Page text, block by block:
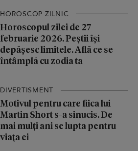
HOROSCOP ZILNIC
Horoscopul zilei de 27
februarie 2026. Peștii își
depășesc limitele. Află ce se
întâmplă cu zodia ta
DIVERTISMENT
Motivul pentru care fiica lui
Martin Short s-a sinucis. De
mai mulți ani se lupta pentru
viața ei